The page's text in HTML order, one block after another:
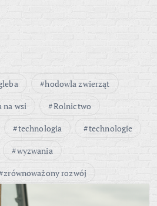
hodowla zwierząt
na wsi
Rolnictwo
technologia
technologie
wyzwania
zrównoważony rozwój